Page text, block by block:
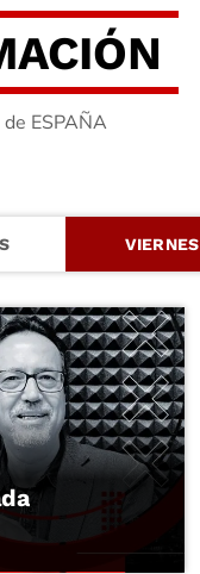
ACIÓN
ESPAÑA
VIERNES